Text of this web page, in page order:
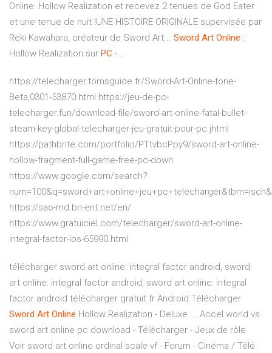
Online: Hollow Realization et recevez 2 tenues de God Eater
et une tenue de nuit !UNE HISTOIRE ORIGINALE supervisée par
Reki Kawahara, créateur de Sword Art... Sword Art Online :
Hollow Realization sur PC -…
https://telecharger.tomsguide.fr/Sword-Art-Online-fone-
Beta,0301-53870.html https://jeu-de-pc-
telecharger.fun/download-file/sword-art-online-fatal-bullet-
steam-key-global-telecharger-jeu-gratuit-pour-pc.jhtml
https://pathbrite.com/portfolio/PTtvbcPpy9/sword-art-online-
hollow-fragment-full-game-free-pc-down
https://www.google.com/search?
https://sao-md.bn-ent.net/en/
https://www.gratuiciel.com/telecharger/sword-art-online-
integral-factor-ios-65990.html
télécharger sword art online: integral factor android, sword
art online: integral factor android, sword art online: integral
factor android télécharger gratuit fr Android Télécharger
Sword Art Online Hollow Realization - Deluxe ... Accel world vs
sword art online pc download - Télécharger - Jeux de rôle
Voir sword art online ordinal scale vf - Forum - Cinéma / Télé